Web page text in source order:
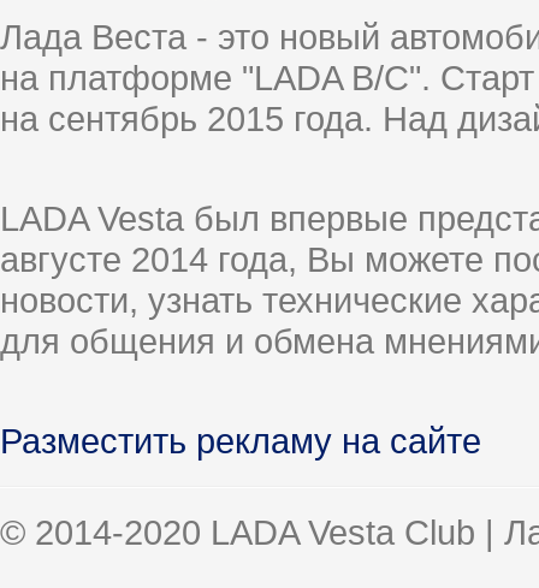
Лада Веста - это новый
на платформе "LADA B/C".
на сентябрь 2015 года. Над
LADA Vesta был впервые
августе 2014 года, Вы можете
новости, узнать технические
для общения и обмена
Разместить рекламу на сайте
© 2014-2020 LADA Vesta Club |